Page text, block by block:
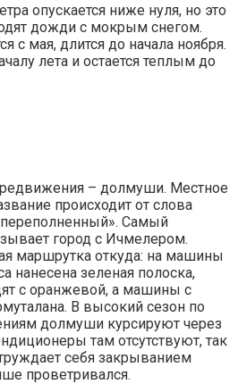
опускается ниже нуля, но это
дожди с мокрым снегом.
с мая, длится до начала ноября.
лета и остается теплым до
– долмуши. Местное
происходит от слова
Самый
город с Ичмелером.
маршрутка откуда: на машины
нанесена зеленая полоска,
с оранжевой, а машины с
В высокий сезон по
долмуши курсируют через
там отсутствуют, так
себя закрыванием
проветривался.